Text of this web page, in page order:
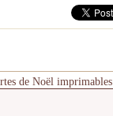
de Noël imprimables